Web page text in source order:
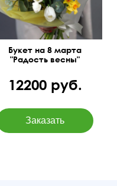
Букет на 8 марта
"Радость весны"
12200 руб.